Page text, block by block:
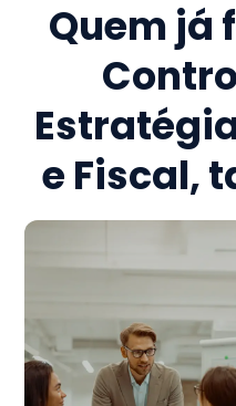
Quem já
e Fiscal,